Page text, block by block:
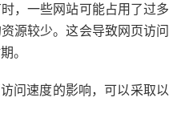
，一些网站可能占用了过多
源较少。这会导致网页访问
。
问速度的影响，可以采取以